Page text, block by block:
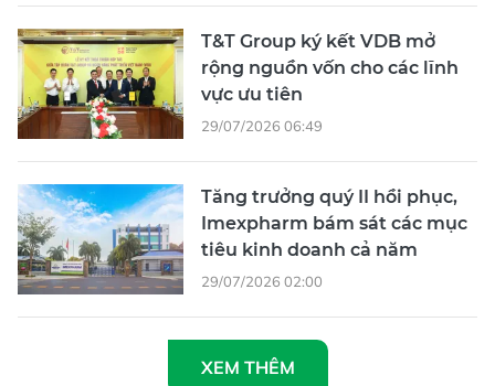
T&T Group ký kết VDB mở
rộng nguồn vốn cho các lĩnh
vực ưu tiên
29/07/2026 06:49
Tăng trưởng quý II hồi phục,
Imexpharm bám sát các mục
tiêu kinh doanh cả năm
29/07/2026 02:00
XEM THÊM